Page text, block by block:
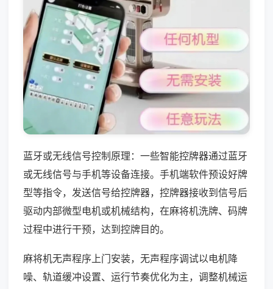
蓝牙或无线信号控制原理：一些智能控牌器通过蓝牙
或无线信号与手机等设备连接。手机端软件预设好牌
型等指令，发送信号给控牌器，控牌器接收到信号后
驱动内部微型电机或机械结构，在麻将机洗牌、码牌
过程中进行干预，达到控牌目的。
麻将机无声程序上门安装，无声程序调试以电机降
噪、轨道缓冲设置、运行节奏优化为主，调整机械运